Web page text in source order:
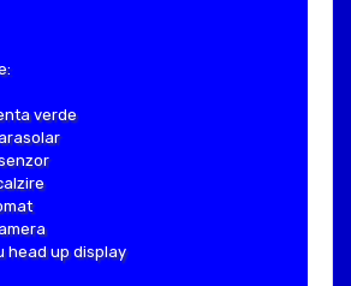
verde
head up display